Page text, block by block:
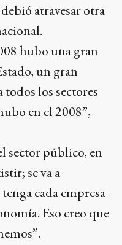
atravesar otra
hubo una gran
un gran
todos los sectores
en el 2008”,
sector público, en
se va a
cada empresa
Eso creo que